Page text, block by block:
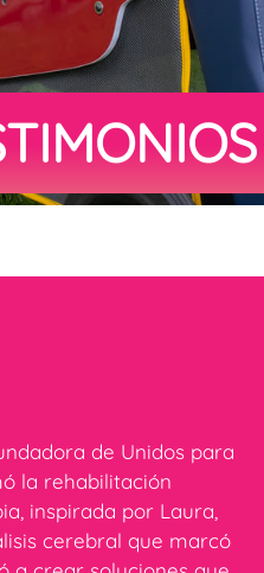
de Unidos para
la rehabilitación
inspirada por Laura,
cerebral que marcó